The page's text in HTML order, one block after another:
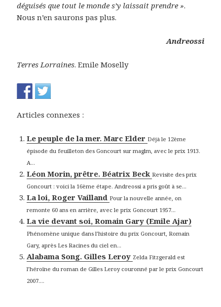
déguisés que tout le monde s’y laissait prendre ».
Nous n’en saurons pas plus.
Andreossi
Terres Lorraines. Emile Moselly
Articles connexes :
Le peuple de la mer. Marc Elder Déjà le 12ème
épisode du feuilleton des Goncourt sur maglm, avec le prix 1913.
A...
Léon Morin, prêtre. Béatrix Beck Revisite des prix
Goncourt : voici la 16ème étape. Andreossi a pris goût à se...
La loi, Roger Vailland Pour la nouvelle année, on
remonte 60 ans en arrière, avec le prix Goncourt 1957...
La vie devant soi, Romain Gary (Emile Ajar)
Phénomène unique dans l’histoire du prix Goncourt, Romain
Gary, après Les Racines du ciel en...
Alabama Song. Gilles Leroy Zelda Fitzgerald est
l’héroïne du roman de Gilles Leroy couronné par le prix Goncourt
2007....